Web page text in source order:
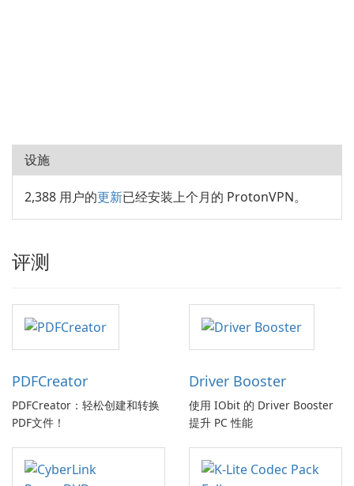
设施
2,388 用户的更新已经安装上个月的 ProtonVPN。
评测
PDFCreator
PDFCreator：轻松创建和转换
PDF文件！
Driver Booster
使用 IObit 的 Driver Booster
提升 PC 性能